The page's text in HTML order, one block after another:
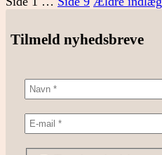
Tilmeld nyhedsbreve